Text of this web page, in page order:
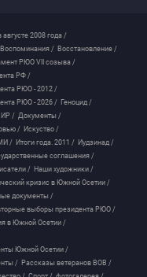
августе 2008 года /
Воспоминания / Восстановление /
РЮО VII созыва /
РФ /
РЮО - 2012 /
РЮО - 2026 / Геноцид /
ИР / Документы /
/ Искуство /
/ Итоги года. 2011 / Иудзинад /
соглашения /
/ Наши художники /
кризис в Южной Осетии /
документы /
выборы президента РЮО /
в Южной Осетии /
Южной Осетии /
/ Рассказы ветеранов ВОВ /